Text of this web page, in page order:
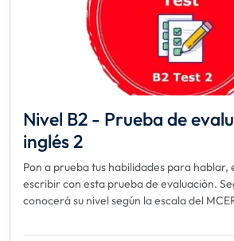
Nivel B2 - Prueba de
inglés 2
Pon a prueba tus habilidades para hablar,
escribir con esta prueba de evaluación.
conocerá su nivel según la escala del